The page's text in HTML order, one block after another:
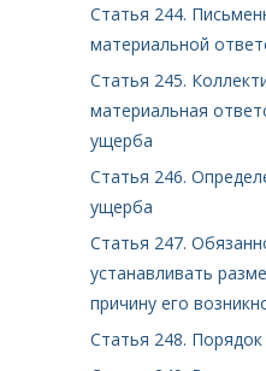
Статья 244.
материальной
Статья 245.
материальная
ущерба
Статья 246.
ущерба
Статья 247.
устанавливать
причину его
Статья 248.